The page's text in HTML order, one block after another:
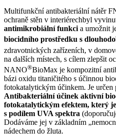
Multifunkční antibakteriální nátěr
ochraně stěn v interiérechbyl
antimikrobiální funkci a umožnit
biocidního prostředku s
zdravotnických zařízeních, v
na dalších místech, s cílem zlepšit
NANO®BioMax je kompozitní
bázi oxidu titaničitého s účinnou
fotokatalytickým účinkem. Je
Antibakteriální účinek aktivní
fotokatalytickým efektem, který
s podílem UVA spektra
Dodáváme jej v základním
nádechem do žluta.